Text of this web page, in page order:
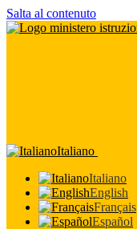
Salta al contenuto
Italiano
Italiano
English
Français
Español